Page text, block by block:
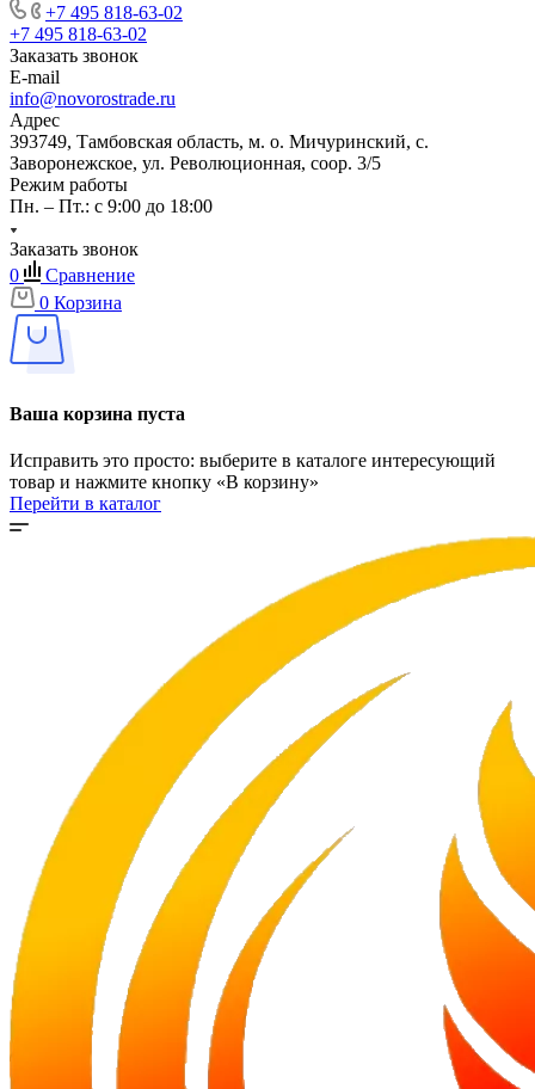
+7 495 818-63-02
+7 495 818-63-02
Заказать звонок
E-mail
info@novorostrade.ru
Адрес
393749, Тамбовская область, м. о. Мичуринский, с.
Заворонежское, ул. Революционная, соор. 3/5
Режим работы
Пн. – Пт.: с 9:00 до 18:00
Заказать звонок
0
Сравнение
0 Корзина
Ваша корзина пуста
Исправить это просто: выберите в каталоге интересующий
товар и нажмите кнопку «В корзину»
Перейти в каталог